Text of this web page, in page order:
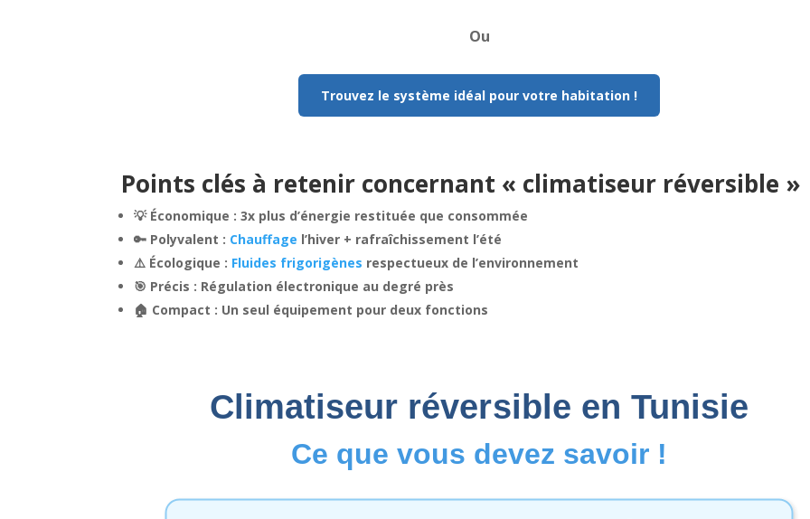
Ou
Trouvez le système idéal pour votre habitation !
Points clés à retenir concernant « climatiseur réversible »
💡 Économique : 3x plus d’énergie restituée que consommée
🔑 Polyvalent : Chauffage l’hiver + rafraîchissement l’été
⚠️ Écologique : Fluides frigorigènes respectueux de l’environnement
🎯 Précis : Régulation électronique au degré près
🏠 Compact : Un seul équipement pour deux fonctions
Climatiseur réversible en Tunisie
Ce que vous devez savoir !